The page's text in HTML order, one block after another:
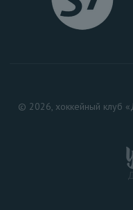
© 2026, хоккейный клуб